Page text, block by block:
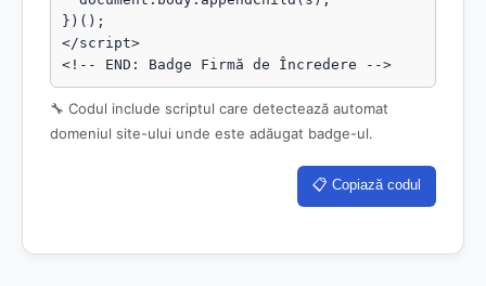
})();
</script>
<!-- END: Badge Firmă de Încredere -->
🔧 Codul include scriptul care detectează automat
domeniul site-ului unde este adăugat badge-ul.
📋 Copiază codul